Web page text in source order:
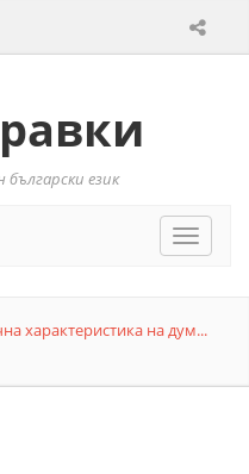
български език
Toggle
характеристика на дум...